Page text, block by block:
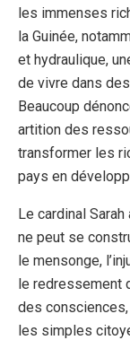
les immenses
la Guinée,
et hydraulique,
de vivre dans
Beaucoup
artition des
transformer les
pays en
Le cardinal
ne peut se
le mensonge,
le redressement
des
les simples